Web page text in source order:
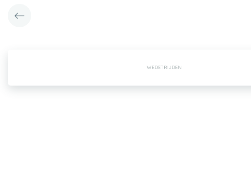
WEDSTRIJDEN